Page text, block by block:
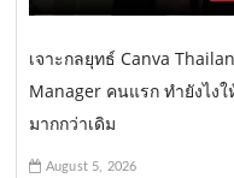
เจาะกลยุทธ์ Canva
Manager คนแรก ทำยังไง
มากกว่าเดิม
August 5, 2026